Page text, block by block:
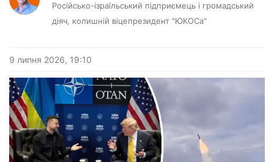
Російсько-ізраїльський підприємець і громадський
діяч, колишній віцепрезидент "ЮКОСа"
9 липня 2026, 19:10